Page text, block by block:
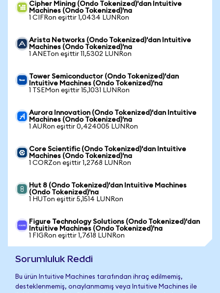
Cipher Mining (Ondo Tokenized)'dan Intuitive
Machines (Ondo Tokenized)'na
1 CIFRon eşittir 1,0434 LUNRon
Arista Networks (Ondo Tokenized)'dan Intuitive
Machines (Ondo Tokenized)'na
1 ANETon eşittir 11,5302 LUNRon
Tower Semiconductor (Ondo Tokenized)'dan
Intuitive Machines (Ondo Tokenized)'na
1 TSEMon eşittir 15,1031 LUNRon
Aurora Innovation (Ondo Tokenized)'dan Intuitive
Machines (Ondo Tokenized)'na
1 AURon eşittir 0,424005 LUNRon
Core Scientific (Ondo Tokenized)'dan Intuitive
Machines (Ondo Tokenized)'na
1 CORZon eşittir 1,2768 LUNRon
Hut 8 (Ondo Tokenized)'dan Intuitive Machines
(Ondo Tokenized)'na
1 HUTon eşittir 5,1514 LUNRon
Figure Technology Solutions (Ondo Tokenized)'dan
Intuitive Machines (Ondo Tokenized)'na
1 FIGRon eşittir 1,7618 LUNRon
Sorumluluk Reddi
Bu ürün Intuitive Machines tarafından ihraç edilmemiş,
desteklenmemiş, onaylanmamış veya Intuitive Machines ile